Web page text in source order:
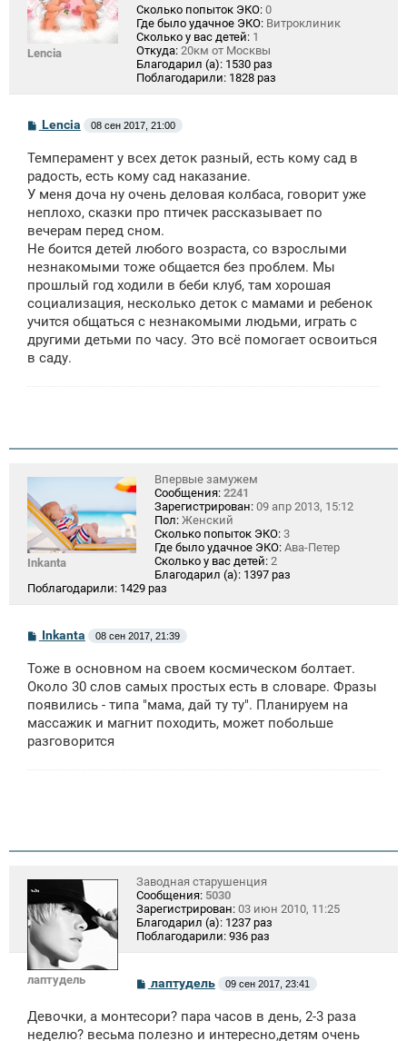
Lencia
Сколько попыток ЭКО: 0
Где было удачное ЭКО: Витроклиник
Сколько у вас детей: 1
Откуда: 20км от Москвы
Благодарил (а): 1530 раз
Поблагодарили: 1828 раз
С
о
б
щ
е
н
и
Lencia 08 сен 2017, 21:00
Темперамент у всех деток разный, есть кому сад в
радость, есть кому сад наказание.
У меня доча ну очень деловая колбаса, говорит уже
неплохо, сказки про птичек рассказывает по
вечерам перед сном.
Не боится детей любого возраста, со взрослыми
незнакомыми тоже общается без проблем. Мы
прошлый год ходили в беби клуб, там хорошая
социализация, несколько деток с мамами и ребенок
учится общаться с незнакомыми людьми, играть с
другими детьми по часу. Это всё помогает освоиться
в саду.
Inkanta
Впервые замужем
Сообщения: 2241
Зарегистрирован: 09 апр 2013, 15:12
Пол: Женский
Сколько попыток ЭКО: 3
Где было удачное ЭКО: Ава-Петер
Сколько у вас детей: 2
Благодарил (а): 1397 раз
Поблагодарили: 1429 раз
С
б
щ
н
и
Inkanta 08 сен 2017, 21:39
Тоже в основном на своем космическом болтает.
Около 30 слов самых простых есть в словаре. Фразы
появились - типа "мама, дай ту ту". Планируем на
массажик и магнит походить, может побольше
разговорится
лаптудель
Заводная старушенция
Сообщения: 5030
Зарегистрирован: 03 июн 2010, 11:25
Благодарил (а): 1237 раз
Поблагодарили: 936 раз
С
б
щ
лаптудель 09 сен 2017, 23:41
Девочки, а монтесори? пара часов в день, 2-3 раза
неделю? весьма полезно и интересно,детям очень